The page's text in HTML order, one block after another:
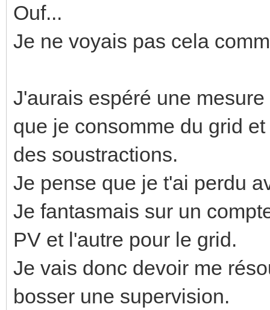
Ouf...
Je ne voyais pas cela
J'aurais espéré une
que je consomme du grid
des soustractions.
Je pense que je t'ai perdu
Je fantasmais sur un
PV et l'autre pour le grid.
Je vais donc devoir me
bosser une supervision.